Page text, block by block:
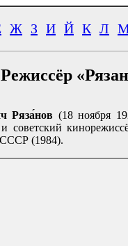
Ж З И Й К Л
Режиссёр
Ряза́нов (18 ноября
(1984).